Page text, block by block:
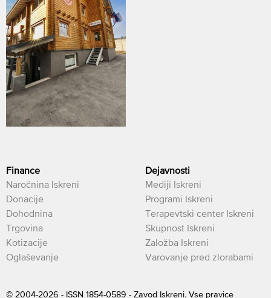
Finance
Naročnina Iskreni
Donacije
Dohodnina
Trgovina
Kotizacije
Oglaševanje
Dejavnosti
Mediji Iskreni
Programi Iskreni
Terapevtski center Iskreni
Skupnost Iskreni
Založba Iskreni
Varovanje pred zlorabami
© 2004-2026 - ISSN 1854-0589 - Zavod Iskreni. Vse pravice